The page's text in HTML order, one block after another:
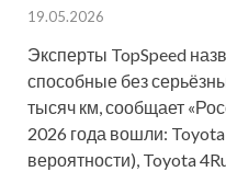
19.05.2026
Эксперты TopSpeed
способные без
тысяч км, сообщает
2026 года вошли:
вероятности), Toyota